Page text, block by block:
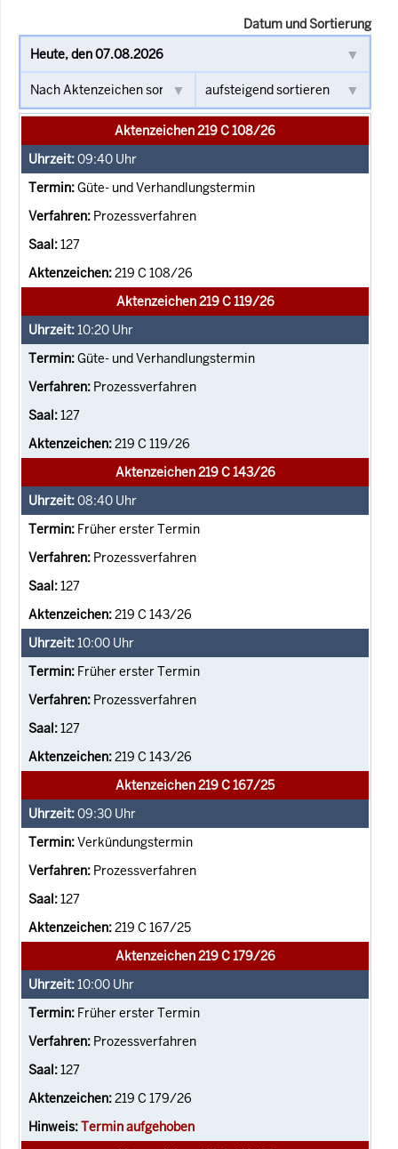
Datum und Sortierung
Aktenzeichen 219 C 108/26
09:40 Uhr
Güte- und Verhandlungstermin
Prozessverfahren
127
219 C 108/26
Aktenzeichen 219 C 119/26
10:20 Uhr
Güte- und Verhandlungstermin
Prozessverfahren
127
219 C 119/26
Aktenzeichen 219 C 143/26
08:40 Uhr
Früher erster Termin
Prozessverfahren
127
219 C 143/26
10:00 Uhr
Früher erster Termin
Prozessverfahren
127
219 C 143/26
Aktenzeichen 219 C 167/25
09:30 Uhr
Verkündungstermin
Prozessverfahren
127
219 C 167/25
Aktenzeichen 219 C 179/26
10:00 Uhr
Früher erster Termin
Prozessverfahren
127
219 C 179/26
Termin aufgehoben